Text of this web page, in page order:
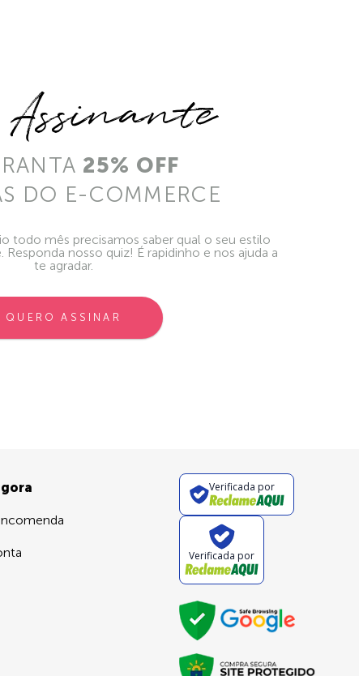
25% OFF
DO E-COMMERCE
todo mês precisamos saber qual o seu estilo
Responda nosso quiz! É rapidinho e nos ajuda a
te agradar.
QUERO ASSINAR
Verificada por
Verificada por